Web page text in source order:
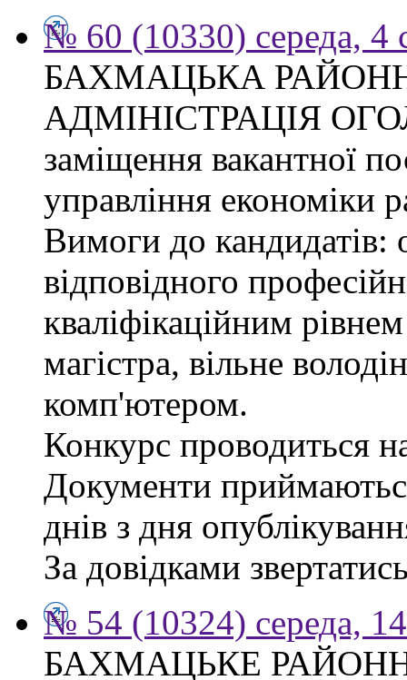
№ 60 (10330) середа, 4
БАХМАЦЬКА
АДМІНІСТРАЦІЯ
заміщення вакантної
управління економіки
Вимоги до кандидатів:
відповідного
кваліфікаційним
магістра, вільне
комп'ютером.
Конкурс проводиться
Документи
днів з дня
За довідками
№ 54 (10324) середа,
БАХМАЦЬКЕ